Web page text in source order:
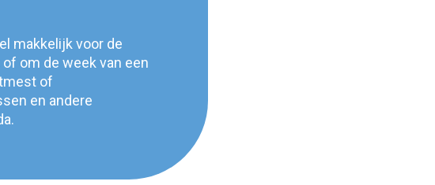
makkelijk voor de
om de week van een
of
en andere